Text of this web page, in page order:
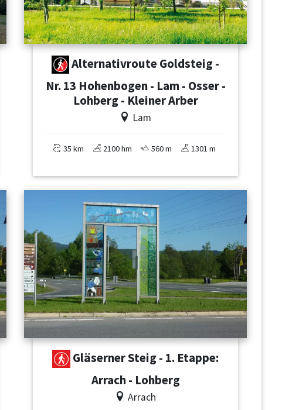
Alternativroute Goldsteig -
Nr. 13 Hohenbogen - Lam - Osser -
Lohberg - Kleiner Arber
Lam
35 km 2100 hm 560 m 1301 m
Gläserner Steig - 1. Etappe:
Arrach - Lohberg
Arrach